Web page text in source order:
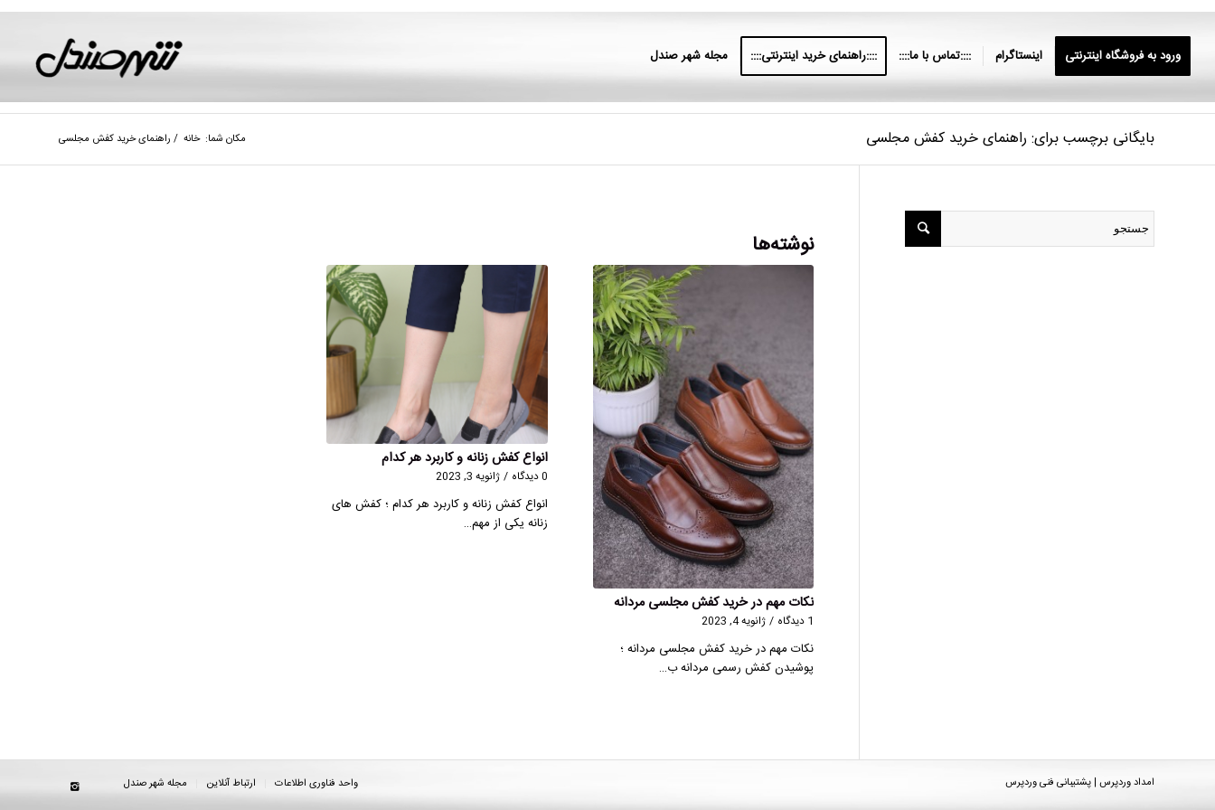
ورود به فروشگاه اینترنتی اینستاگرام ::::تماس با ما:::: ::::راهنمای خرید اینترنتی:::: مجله شهر صندل
بایگانی برچسب برای: راهنمای خرید کفش مجلسی مکان شما: خانه / راهنمای خرید کفش مجلسی
نوشته‌ها
نکات مهم در خرید کفش مجلسی مردانه
1 دیدگاه / ژانویه 4, 2023
نکات مهم در خرید کفش مجلسی مردانه ؛
پوشیدن کفش رسمی مردانه ب…
انواع کفش زنانه و کاربرد هر کدام
0 دیدگاه / ژانویه 3, 2023
انواع کفش زنانه و کاربرد هر کدام ؛ کفش‌ های
زنانه یکی از مهم‌…
امداد وردپرس | پشتیبانی فنی وردپرس واحد فناوری اطلاعات ارتباط آنلاین مجله شهر صندل